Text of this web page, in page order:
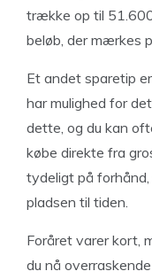
trække op til
beløb, der mærkes
Et andet sparetip
har mulighed for
dette, og du kan
købe direkte fra
tydeligt på
pladsen til tiden.
Foråret varer kort,
du nå